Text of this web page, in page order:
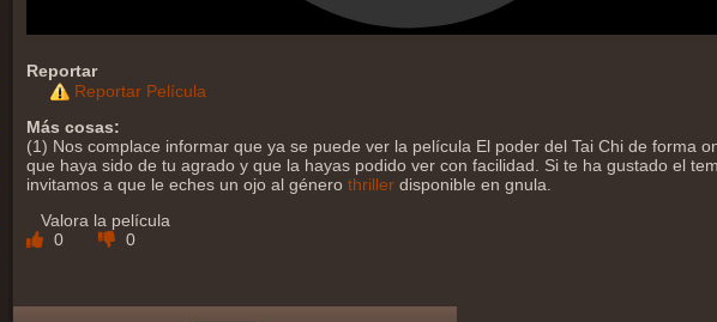
Reportar
Reportar Película
Más cosas:
(1) Nos complace informar que ya se puede ver la película El poder del Tai Chi de forma
que haya sido de tu agrado y que la hayas podido ver con facilidad. Si te ha gustado el
invitamos a que le eches un ojo al género thriller disponible en gnula.
Valora la película
0
0